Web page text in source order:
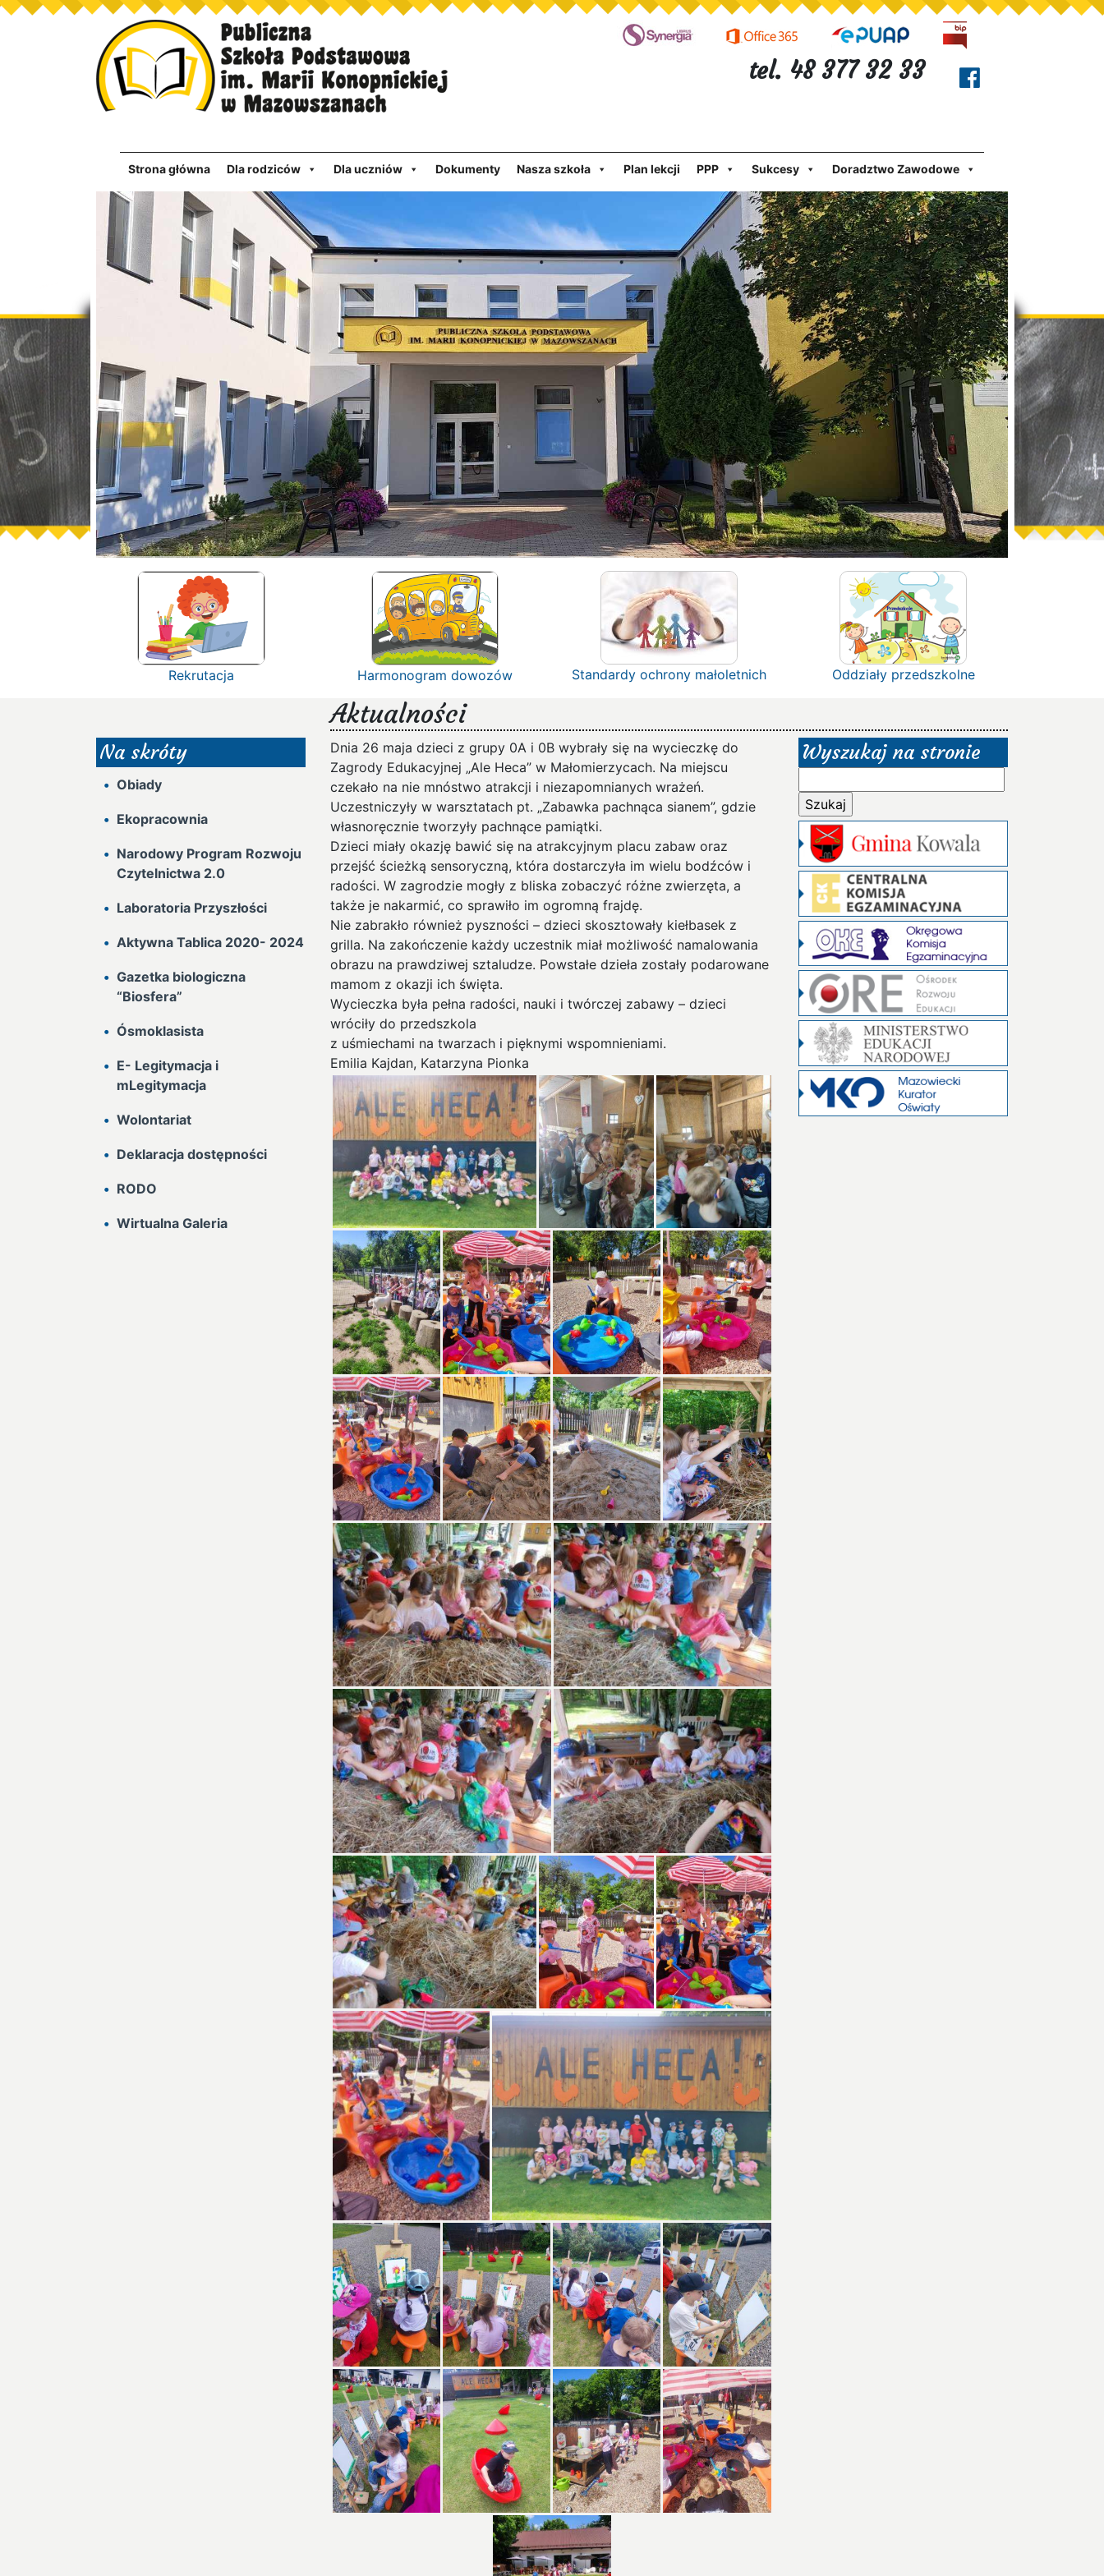
tel. 48 377 32 33
Strona główna Dla rodziców Dla uczniów Dokumenty Nasza szkoła Plan lekcji PPP Sukcesy Doradztwo Zawodowe
Rekrutacja Harmonogram dowozów Standardy ochrony małoletnich Oddziały przedszkolne
Aktualności
Na skróty
Obiady
Ekopracownia
Narodowy Program Rozwoju
Czytelnictwa 2.0
Laboratoria Przyszłości
Aktywna Tablica 2020- 2024
Gazetka biologiczna
“Biosfera”
Ósmoklasista
E- Legitymacja i
mLegitymacja
Wolontariat
Deklaracja dostępności
RODO
Wirtualna Galeria
Dnia 26 maja dzieci z grupy 0A i 0B wybrały się na wycieczkę do
Zagrody Edukacyjnej „Ale Heca” w Małomierzycach. Na miejscu
czekało na nie mnóstwo atrakcji i niezapomnianych wrażeń.
Uczestniczyły w warsztatach pt. „Zabawka pachnąca sianem”, gdzie
własnoręcznie tworzyły pachnące pamiątki.
Dzieci miały okazję bawić się na atrakcyjnym placu zabaw oraz
przejść ścieżką sensoryczną, która dostarczyła im wielu bodźców i
radości. W zagrodzie mogły z bliska zobaczyć różne zwierzęta, a
także je nakarmić, co sprawiło im ogromną frajdę.
Nie zabrakło również pyszności – dzieci skosztowały kiełbasek z
grilla. Na zakończenie każdy uczestnik miał możliwość namalowania
obrazu na prawdziwej sztaludze. Powstałe dzieła zostały podarowane
mamom z okazji ich święta.
Wycieczka była pełna radości, nauki i twórczej zabawy – dzieci
wróciły do przedszkola
z uśmiechami na twarzach i pięknymi wspomnieniami.
Emilia Kajdan, Katarzyna Pionka
Wyszukaj na stronie